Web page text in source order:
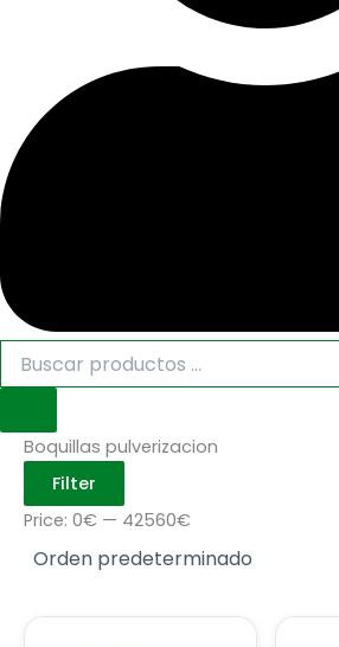
Boquillas pulverizacion
Filter
Price: 0€ — 42560€